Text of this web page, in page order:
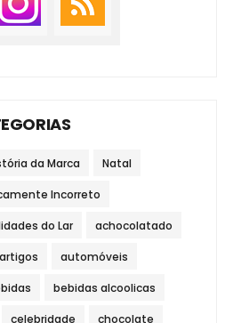
da Marca Natal
Incorreto
do Lar achocolatado
artigos automóveis
bebidas alcoolicas
celebridade chocolate